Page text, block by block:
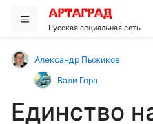
Русская социальная сеть
Александр Пыжиков
Вали Гора
Единство